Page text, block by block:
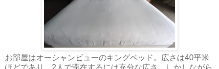
お部屋はオーシャンビューのキングベッド。広さは40平米
ほどであり、2人で滞在するには充分な広さ。しかしながら